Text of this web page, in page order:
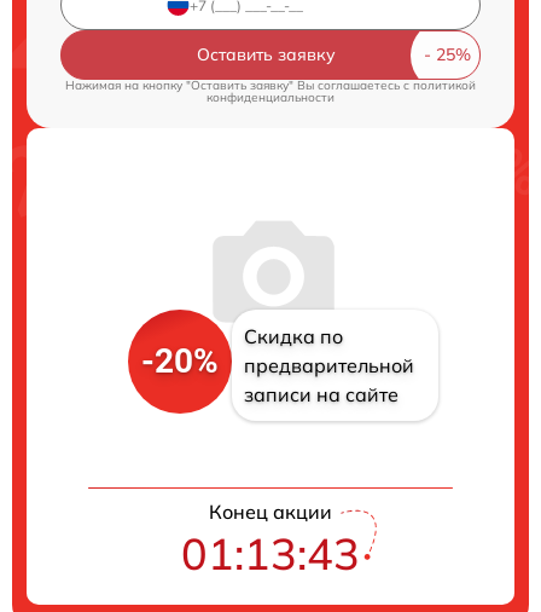
Оставить заявку
Нажимая на кнопку "Оставить заявку" Вы соглашаетесь c политикой
конфиденциальности
-20%
Скидка по
предварительной
записи на сайте
Конец акции
01:13:42